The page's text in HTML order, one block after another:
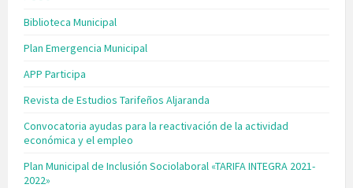
Biblioteca Municipal
Plan Emergencia Municipal
APP Participa
Revista de Estudios Tarifeños Aljaranda
Convocatoria ayudas para la reactivación de la actividad
económica y el empleo
Plan Municipal de Inclusión Sociolaboral «TARIFA INTEGRA 2021-
2022»